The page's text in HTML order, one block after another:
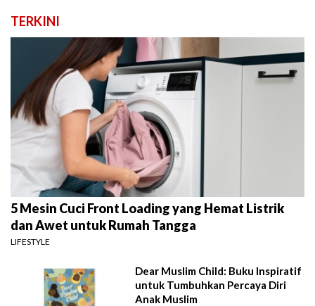
TERKINI
5 Mesin Cuci Front Loading yang Hemat Listrik
dan Awet untuk Rumah Tangga
LIFESTYLE
Dear Muslim Child: Buku Inspiratif
untuk Tumbuhkan Percaya Diri
Anak Muslim